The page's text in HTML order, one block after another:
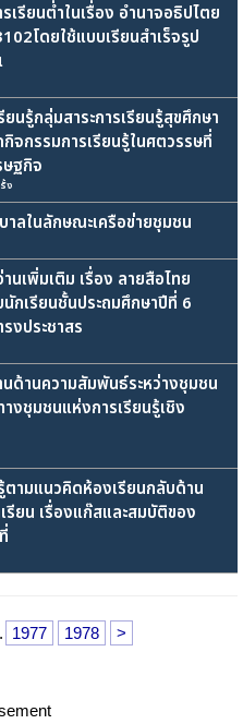
รียนต่ำในเรื่อง อำนาจอธิปไตย
โดยใช้แบบเรียนสำเร็จรูป
รู้กลุ่มสาระการเรียนรู้สุขศึกษา
จกรรมการเรียนรู้ในศตวรรษที่
ฐกิจ
ง
าลในลักษณะเครือข่ายชุมชน
เพิ่มเติม เรื่อง ลายสือไทย
กเรียนชั้นประถมศึกษาปีที่ 6
งประชาสร
ด้านความสัมพันธ์ระหว่างชุมชน
งชุมชนแห่งการเรียนรู้เชิง
ตามแนวคิดห้องเรียนกลับด้าน
รียน เรื่องแก๊สและสมบัติของ
1977 1978
>